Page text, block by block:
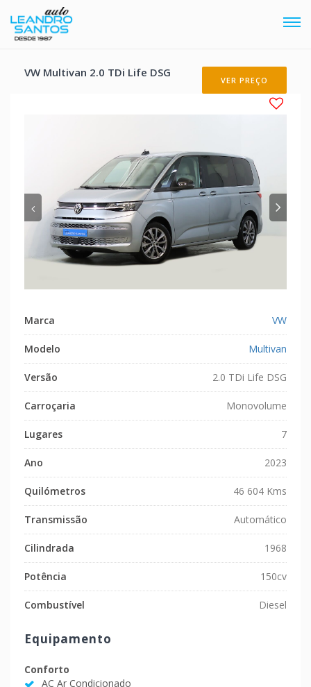
VW Multivan 2.0 TDi Life DSG
VER PREÇO
Marca VW
Modelo Multivan
Versão 2.0 TDi Life DSG
Carroçaria Monovolume
Lugares 7
Ano 2023
Quilómetros 46 604 Kms
Transmissão Automático
Cilindrada 1968
Potência 150cv
Combustível Diesel
Equipamento
Conforto
AC Ar Condicionado